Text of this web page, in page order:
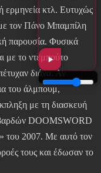
ερμηνεία κτλ. Ευτυχώς
τον Πάνο Μπαμπίλη
παρουσία. Φυσικά
με το ντεμπούτο
διάνα. Αν
του άλμπουμ,
με τη διασκευή
DOOMSWORD
του 2007. Με αυτό τον
τους και έδωσαν το